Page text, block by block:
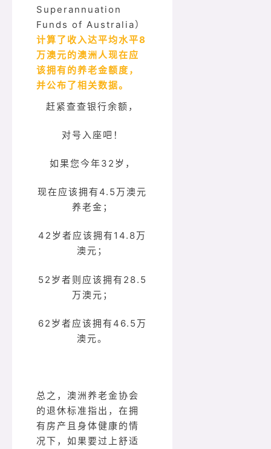
Superannuation
Funds of Australia）
计算了收入达平均水平8
万澳元的澳洲人现在应
该拥有的养老金额度，
并公布了相关数据。
赶紧查查银行余额，
对号入座吧！
如果您今年32岁，
现在应该拥有4.5万澳元
养老金；
42岁者应该拥有14.8万
澳元；
52岁者则应该拥有28.5
万澳元；
62岁者应该拥有46.5万
澳元。
总之，澳洲养老金协会
的退休标准指出，在拥
有房产且身体健康的情
况下，如果要过上舒适